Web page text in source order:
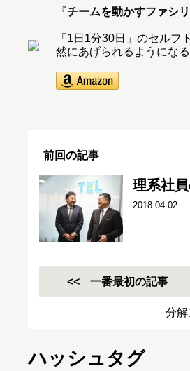
『チームを動かすファシ
「1日1分30日」のセル
然にあげられるようにな
前回の記事
理系社
2018.04.02
一番最初の記事
分
ハッシュタグ